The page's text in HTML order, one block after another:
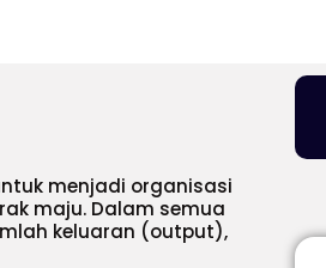
menjadi organisasi
maju. Dalam semua
keluaran (output),